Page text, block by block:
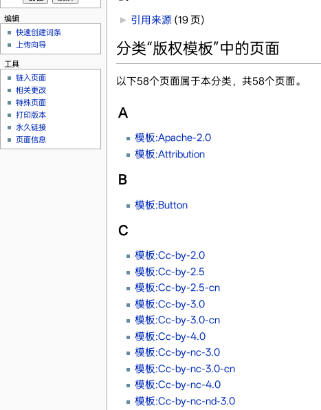
► 引用来源 (19 页)
分类“版权模板”中的页面
以下58个页面属于本分类，共58个页面。
A
模板:Apache-2.0
模板:Attribution
B
模板:Button
C
模板:Cc-by-2.0
模板:Cc-by-2.5
模板:Cc-by-2.5-cn
模板:Cc-by-3.0
模板:Cc-by-3.0-cn
模板:Cc-by-4.0
模板:Cc-by-nc-3.0
模板:Cc-by-nc-3.0-cn
模板:Cc-by-nc-4.0
模板:Cc-by-nc-nd-3.0
编辑
快速创建词条
上传向导
工具
链入页面
相关更改
特殊页面
打印版本
永久链接
页面信息